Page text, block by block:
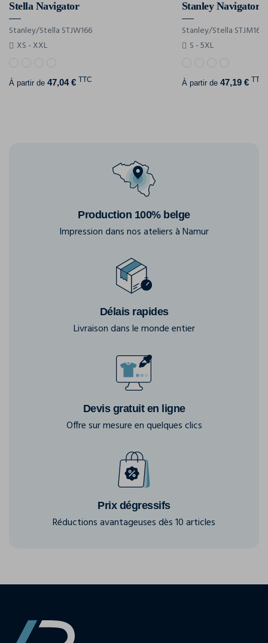
Stella Navigator
Stanley/Stella STJW166
XS - XXL
À partir de 47,04 € TTC
Stanley Navigator
Stanley/Stella STJM167
S - 5XL
À partir de 47,19 € TTC
Production 100% belge
Impression dans nos ateliers à Namur
Délais rapides
Livraison dans le monde entier
Devis gratuit en ligne
Offre sur mesure en quelques clics
Prix dégressifs
Réductions avantageuses dès 10 articles